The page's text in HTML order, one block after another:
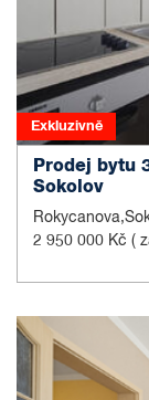
Exkluzivně
Prodej bytu
Sokolov
2 950 000 Kč (